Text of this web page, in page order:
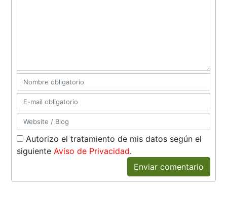
Autorizo el tratamiento de mis datos según el
siguiente Aviso de Privacidad.
Enviar comentario